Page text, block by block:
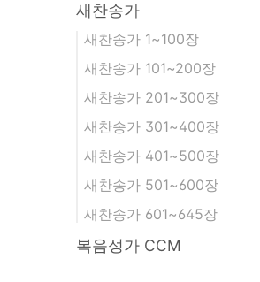
새찬송가
새찬송가 1~100장
새찬송가 101~200장
새찬송가 201~300장
새찬송가 301~400장
새찬송가 401~500장
새찬송가 501~600장
새찬송가 601~645장
복음성가 CCM